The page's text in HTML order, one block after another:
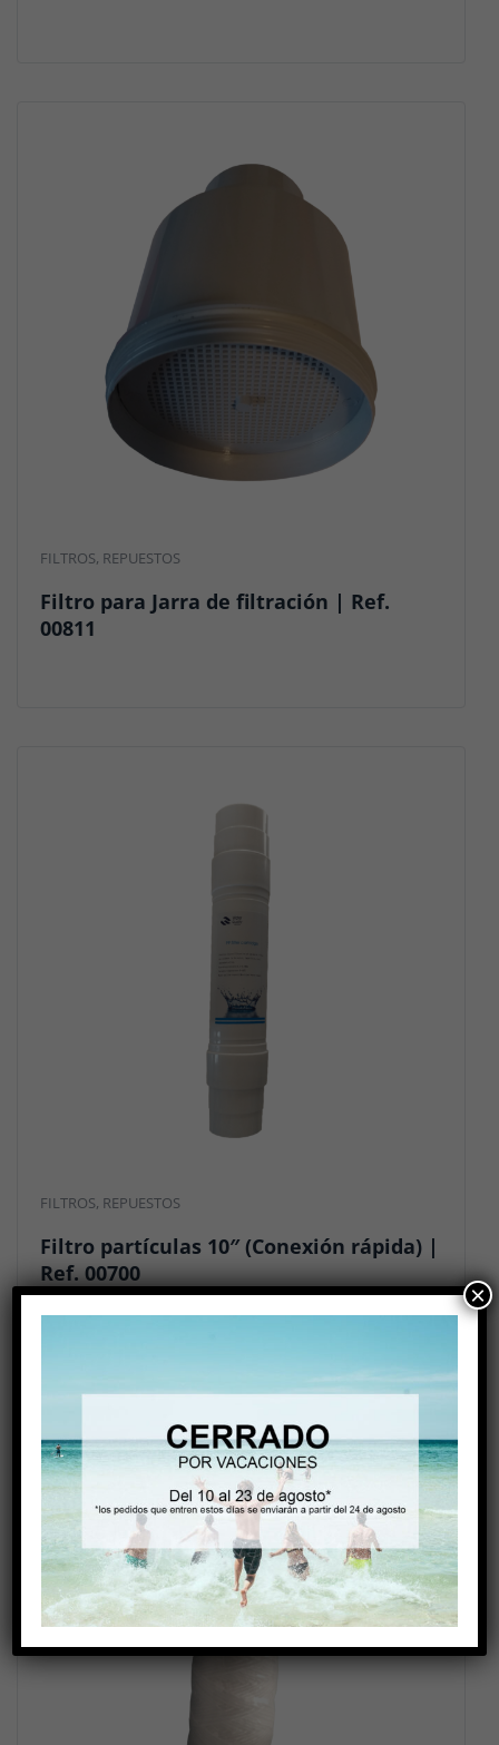
FILTROS, REPUESTOS
Filtro para Jarra de filtración | Ref.
00811
FILTROS, REPUESTOS
Filtro partículas 10″ (Conexión rápida) |
Ref. 00700
×